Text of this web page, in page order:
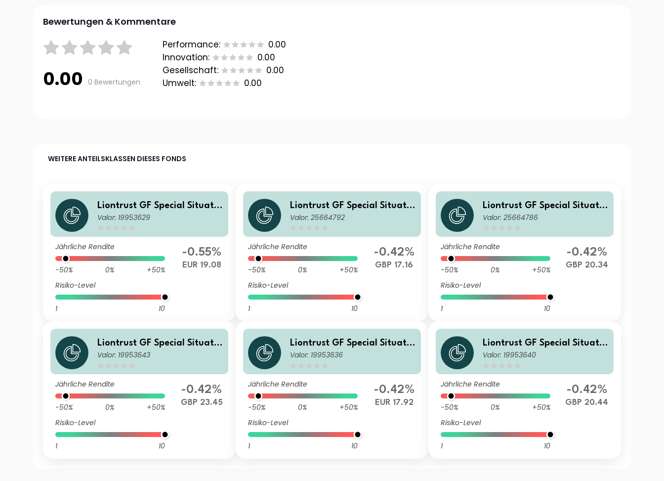
Bewertungen & Kommentare
0.00 0 Bewertungen
Performance:
0.00
Innovation:
0.00
Gesellschaft:
0.00
Umwelt:
0.00
WEITERE ANTEILSKLASSEN DIESES FONDS
Liontrust GF Special Situatio
ns Fund A1 Acc EUR
Valor: 19953629
Jährliche Rendite
-50% 0%
+50%
Risiko-Level
1 10
-0.55%
EUR 19.08
Liontrust GF Special Situatio
ns Fund C6 Institutional Dis
Valor: 25664792
Jährliche Rendite
-50% 0%
+50%
Risiko-Level
1 10
-0.42%
GBP 17.16
Liontrust GF Special Situatio
ns Fund C7 Institutional Acc
Valor: 25664786
Jährliche Rendite
-50% 0%
+50%
Risiko-Level
1 10
-0.42%
GBP 20.34
Liontrust GF Special Situatio
ns Fund C3 Institutional Acc
Valor: 19953643
Jährliche Rendite
-50% 0%
+50%
Risiko-Level
1 10
-0.42%
GBP 23.45
Liontrust GF Special Situatio
ns Fund A2 Hedged Acc EUR
Valor: 19953636
Jährliche Rendite
-50% 0%
+50%
Risiko-Level
1 10
-0.42%
EUR 17.92
Liontrust GF Special Situatio
ns Fund C1 Acc GBP
Valor: 19953640
Jährliche Rendite
-50% 0%
+50%
Risiko-Level
1 10
-0.42%
GBP 20.44